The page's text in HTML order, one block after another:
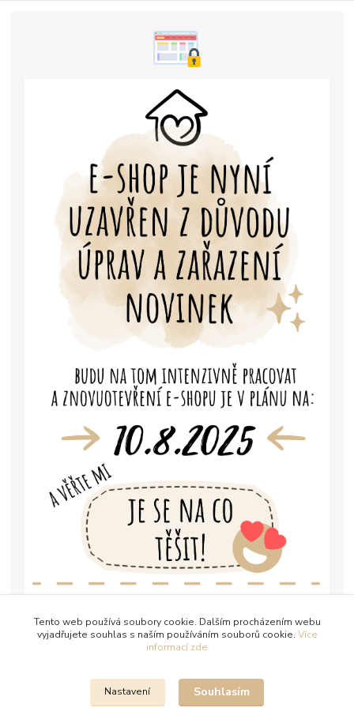
Tento web používá soubory cookie. Dalším procházením webu
vyjadřujete souhlas s naším používáním souborů cookie. Více
informací zde
Nastavení Souhlasím